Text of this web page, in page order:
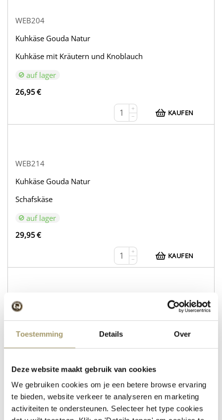
Toestemming Details Over
Deze website maakt gebruik van cookies
We gebruiken cookies om je een betere browse ervaring
te bieden, website verkeer te analyseren en marketing
activiteiten te ondersteunen. Selecteer het type cookies
WEB204
Kuhkäse Gouda Natur
Kuhkäse mit Kräutern und Knoblauch
auf lager
26,95€
+
−
KAUFEN
WEB214
Kuhkäse Gouda Natur
Schafskäse
auf lager
29,95€
+
−
KAUFEN
WEB216
+
−
KAUFEN